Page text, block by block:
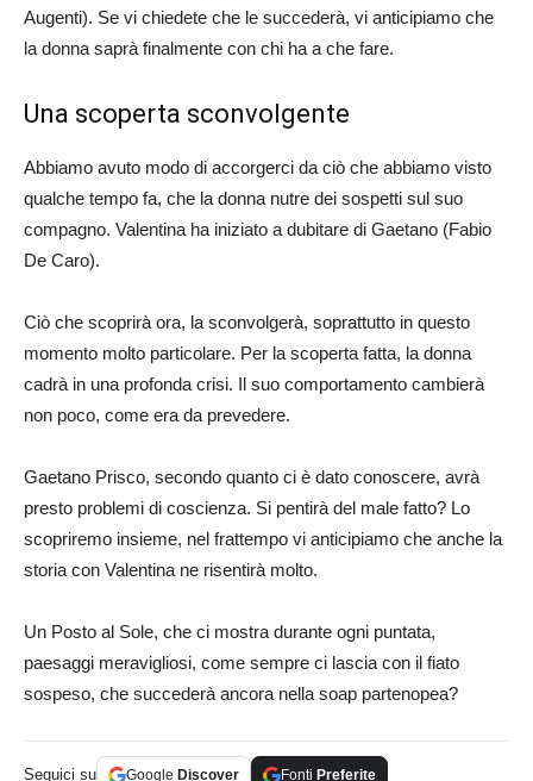
Augenti). Se vi chiedete che le succederà, vi anticipiamo che
la donna saprà finalmente con chi ha a che fare.
Una scoperta sconvolgente
Abbiamo avuto modo di accorgerci da ciò che abbiamo visto
qualche tempo fa, che la donna nutre dei sospetti sul suo
compagno. Valentina ha iniziato a dubitare di Gaetano (Fabio
De Caro).
Ciò che scoprirà ora, la sconvolgerà, soprattutto in questo
momento molto particolare. Per la scoperta fatta, la donna
cadrà in una profonda crisi. Il suo comportamento cambierà
non poco, come era da prevedere.
Gaetano Prisco, secondo quanto ci è dato conoscere, avrà
presto problemi di coscienza. Si pentirà del male fatto? Lo
scopriremo insieme, nel frattempo vi anticipiamo che anche la
storia con Valentina ne risentirà molto.
Un Posto al Sole, che ci mostra durante ogni puntata,
paesaggi meravigliosi, come sempre ci lascia con il fiato
sospeso, che succederà ancora nella soap partenopea?
Seguici su Google Discover Fonti Preferite